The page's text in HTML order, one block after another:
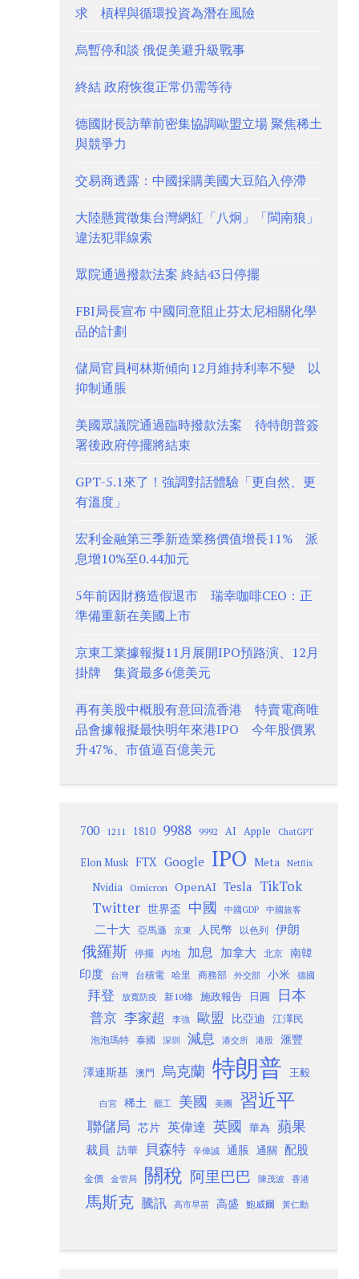
求 槓桿與循環投資為潛在風險
烏暫停和談 俄促美避升級戰事
終結 政府恢復正常仍需等待
德國財長訪華前密集協調歐盟立場 聚焦稀土
與競爭力
交易商透露：中國採購美國大豆陷入停滯
大陸懸賞徵集台灣網紅「八炯」「閩南狼」
違法犯罪線索
眾院通過撥款法案 終結43日停擺
FBI局長宣布 中國同意阻止芬太尼相關化學
品的計劃
儲局官員柯林斯傾向12月維持利率不變 以
抑制通脹
美國眾議院通過臨時撥款法案 待特朗普簽
署後政府停擺將結束
GPT-5.1來了！強調對話體驗「更自然、更
有溫度」
宏利金融第三季新造業務價值增長11% 派
息增10%至0.44加元
5年前因財務造假退市 瑞幸咖啡CEO：正
準備重新在美國上市
京東工業據報擬11月展開IPO預路演、12月
掛牌 集資最多6億美元
再有美股中概股有意回流香港 特賣電商唯
品會據報擬最快明年來港IPO 今年股價累
升47%、市值逼百億美元
700 1211 1810 9988 9992 AI Apple ChatGPT
Elon Musk FTX Google IPO Meta Netflix
Nvidia Omicron OpenAI Tesla TikTok
Twitter 世界盃 中國 中國GDP 中國旅客
二十大 亞馬遜 京東 人民幣 以色列 伊朗
俄羅斯 停擺 內地 加息 加拿大 北京
南韓
印度
台灣 台積電 哈里 商務部 外交部 小米 德國
拜登 放寬防疫 新10條 施政報告 日圓 日本
普京 李家超 李強 歐盟 比亞迪 江澤民
泡泡瑪特 泰國 深圳 減息 港交所 港股 滙豐
澤連斯基 澳門 烏克蘭 特朗普 王毅
白宮 稀土 罷工 美國 美團 習近平
聯儲局 芯片 英偉達 英國 華為 蘋果
裁員 訪華 貝森特 辛偉誠 通脹 通關 配股
金價 金管局 關稅 阿里巴巴 陳茂波 香港
馬斯克 騰訊 高市早苗 高盛 鮑威爾 黃仁勳